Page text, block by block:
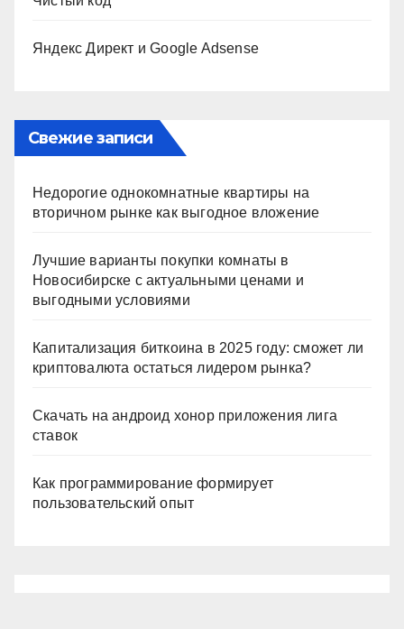
Яндекс Директ и Google Adsense
Свежие записи
Недорогие однокомнатные квартиры на
вторичном рынке как выгодное вложение
Лучшие варианты покупки комнаты в
Новосибирске с актуальными ценами и
выгодными условиями
Капитализация биткоина в 2025 году: сможет ли
криптовалюта остаться лидером рынка?
Скачать на андроид хонор приложения лига
ставок
Как программирование формирует
пользовательский опыт